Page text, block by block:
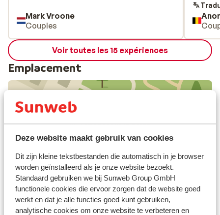
Deze website maakt gebruik van cookies
Dit zijn kleine tekstbestanden die automatisch in je browser
worden geïnstalleerd als je onze website bezoekt.
Standaard gebruiken we bij Sunweb Group GmbH
functionele cookies die ervoor zorgen dat de website goed
werkt en dat je alle functies goed kunt gebruiken,
analytische cookies om onze website te verbeteren en
Mark Vroone
Couples
Voir toutes les 15 expériences
Emplacement
Afficher sur la carte
À proximité
Distance de la plage environ 600 mètres (plage de
galets, transats (payant) , parasols (payant) )